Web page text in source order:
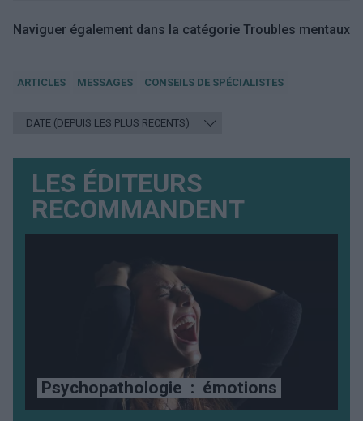
Naviguer également dans la catégorie Troubles mentaux
ARTICLES MESSAGES CONSEILS DE SPÉCIALISTES
LES ÉDITEURS
RECOMMANDENT
Psychopathologie : émotions